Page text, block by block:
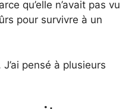
qu’elle n’avait pas vu
pour survivre à un
pensé à plusieurs